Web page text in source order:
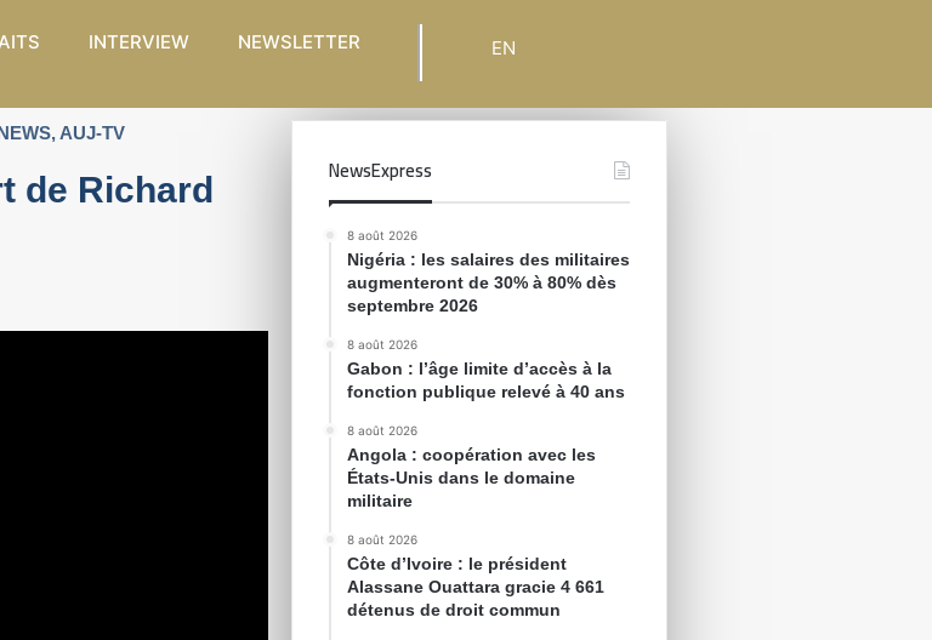
INTERVIEW NEWSLETTER EN
,AUJ-TV
de Richard
NewsExpress
8 août 2026
Nigéria : les salaires des militaires
augmenteront de 30% à 80% dès
septembre 2026
8 août 2026
Gabon : l’âge limite d’accès à la
fonction publique relevé à 40 ans
8 août 2026
Angola : coopération avec les
États-Unis dans le domaine
militaire
8 août 2026
Côte d’Ivoire : le président
Alassane Ouattara gracie 4 661
détenus de droit commun